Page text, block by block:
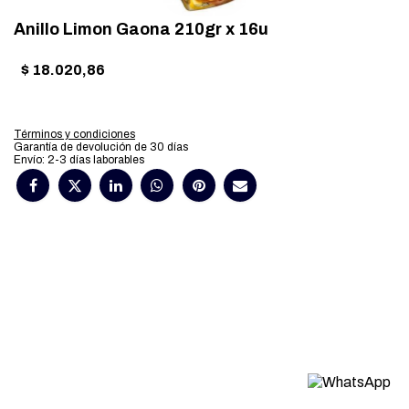
Anillo Limon Gaona 210gr x 16u
$ 18.020,86
Términos y condiciones
Garantía de devolución de 30 días
Envío: 2-3 días laborables